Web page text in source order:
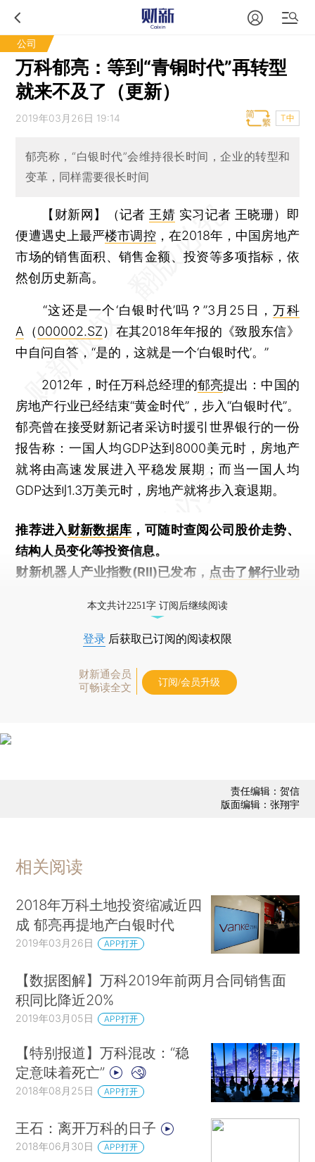
公司
万科郁亮：等到“青铜时代”再转型
就来不及了（更新）
2019年03月26日 19:14 T中
郁亮称，“白银时代”会维持很长时间，企业的转型和
变革，同样需要很长时间
【财新网】（记者 王婧 实习记者 王晓珊） 即
便遭遇史上最严楼市调控 ，在2018年，中国房地产
市场的销售面积、销售金额、投资等多项指标，依
然创历史新高。
“这还是一个‘白银时代’吗？”3月25日，万科
A （000002.SZ）在其2018年年报的《致股东信》
中自问自答，“是的，这就是一个‘白银时代’。”
2012年，时任万科总经理的郁亮提出：中国的
房地产行业已经结束“黄金时代”，步入“白银时代”。
郁亮曾在接受财新记者采访时援引世界银行的一份
报告称：一国人均GDP达到8000美元时，房地产
就将由高速发展进入平稳发展期；而当一国人均
GDP达到1.3万美元时，房地产就将步入衰退期。
推荐进入财新数据库 ，可随时查阅公司股价走势、
结构人员变化等投资信息。
财新机器人产业指数(RII)已发布， 点击了解行业动
本文共计2251字 订阅后继续阅读
登录 后获取已订阅的阅读权限
财新通会员
可畅读全文
订阅/会员升级
责任编辑：贺信
版面编辑：张翔宇
相关阅读
2018年万科土地投资缩减近四
成 郁亮再提地产白银时代
2019年03月26日 APP打开
【数据图解】万科2019年前两月合同销售面
积同比降近20%
2019年03月05日 APP打开
【特别报道】万科混改：“稳
定意味着死亡”
2018年08月25日 APP打开
王石：离开万科的日子
2018年06月30日 APP打开